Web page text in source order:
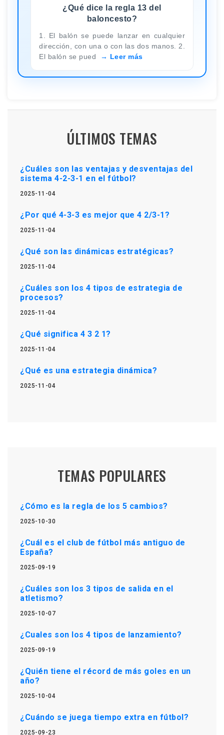
¿Qué dice la regla 13 del
baloncesto?
1. El balón se puede lanzar en cualquier
dirección, con una o con las dos manos. 2.
El balón se pued
Leer más
ÚLTIMOS TEMAS
¿Cuáles son las ventajas y desventajas del
sistema 4-2-3-1 en el fútbol?
2025-11-04
¿Por qué 4-3-3 es mejor que 4 2/3-1?
2025-11-04
¿Qué son las dinámicas estratégicas?
2025-11-04
¿Cuáles son los 4 tipos de estrategia de
procesos?
2025-11-04
¿Qué significa 4 3 2 1?
2025-11-04
¿Qué es una estrategia dinámica?
2025-11-04
TEMAS POPULARES
¿Cómo es la regla de los 5 cambios?
2025-10-30
¿Cuál es el club de fútbol más antiguo de
España?
2025-09-19
¿Cuáles son los 3 tipos de salida en el
atletismo?
2025-10-07
¿Cuales son los 4 tipos de lanzamiento?
2025-09-19
¿Quién tiene el récord de más goles en un
año?
2025-10-04
¿Cuándo se juega tiempo extra en fútbol?
2025-09-23